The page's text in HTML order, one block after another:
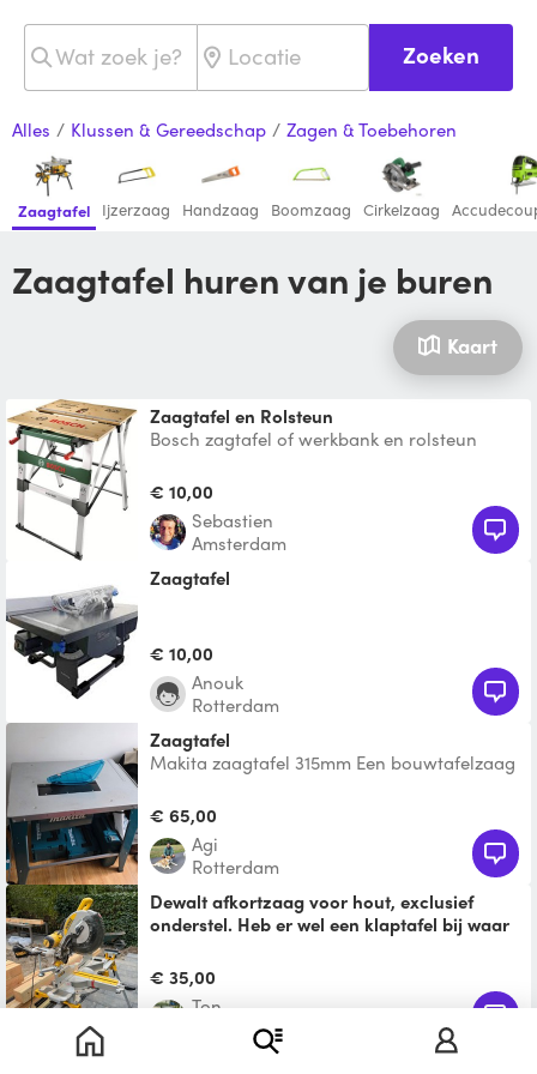
Zoeken
Alles / Klussen & Gereedschap / Zagen & Toebehoren
Zaagtafel Ijzerzaag Handzaag Boomzaag Cirkelzaag
Zaagtafel huren van je buren
Kaart
Zaagtafel en Rolsteun
Bosch zagtafel of werkbank en rolsteun
€ 10,00
Sebastien
Amsterdam
Zaagtafel
€ 10,00
Anouk
Rotterdam
Zaagtafel
Makita zaagtafel 315mm Een bouwtafelzaag
platen voor c
€ 65,00
Agi
Rotterdam
Dewalt afkortzaag voor hout, exclusief
onderstel. Heb er wel een klaptafel bij waar
Prachtige sterke afkortzaag DWS780
waarmee liefst 120 mm diep gezaagd kan
worden. Tevens verstekzage
€ 35,00
Ton